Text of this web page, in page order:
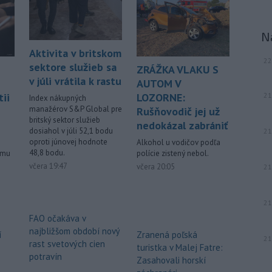
Starosta španielskeho
mesta Ceuta Juan Jesús Vivas v
stredu
požiadal vládu v Madride o
pomoc v súvislosti so stovkami detí,
ktoré zostali v tejto exkláve po
minulotýždňovej migračnej vlne.
15:24 - Teploty v stredu opäť
prekročili 40 stupňov Celzia na
Aktivita v britskom
sektore služieb sa
v júli vrátila k rastu
Index nákupných
manažérov S&P Global pre
britský sektor služieb
dosiahol v júli 52,1 bodu
oproti júnovej hodnote
48,8 bodu.
včera 19:47
FAO očakáva v
najbližšom období nový
rast svetových cien
potravín
ZRÁŽKA VLAKU S
AUTOM V
LOZORNE:
Rušňovodič jej už
nedokázal zabrániť
Alkohol u vodičov podľa
polície zistený nebol.
včera 20:05
Zranená poľská
turistka v Malej Fatre:
Zasahovali horskí